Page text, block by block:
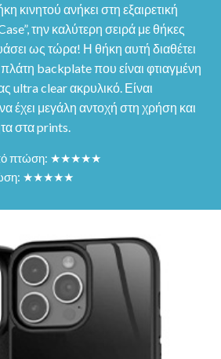
κινητού ανήκει στη εξαιρετική
την καλύτερη σειρά με θήκες
ως τώρα! Η θήκη αυτή διαθέτει
backplate που είναι φτιαγμένη
ultra clear ακρυλικό. Είναι
έχει μεγάλη αντοχή στη χρήση και
στα prints.
πτώση: ★★★★★
★★★★★